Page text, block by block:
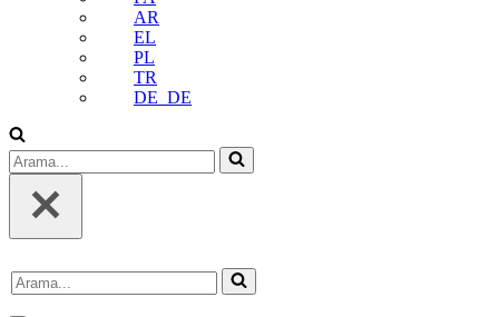
AR
EL
PL
TR
DE_DE
Arama...
Arama...